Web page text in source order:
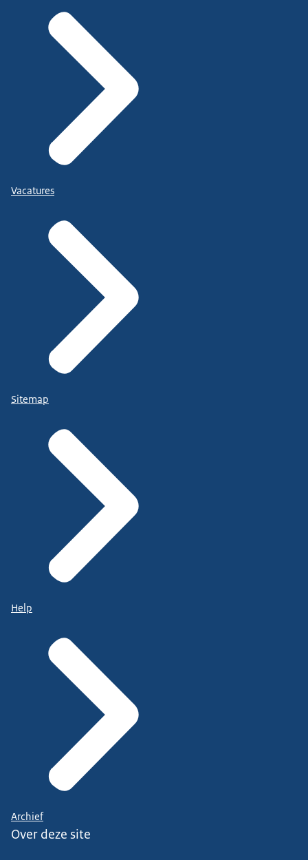
Vacatures
Sitemap
Help
Archief
Over deze site